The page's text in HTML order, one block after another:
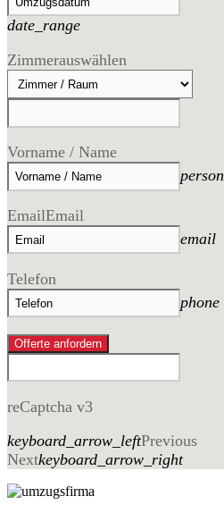
date_range
Zimmerauswählen
Vorname / Name
person
EmailEmail
email
Telefon
phone
Offerte anfordern
reCaptcha v3
keyboard_arrow_leftPrevious
Nextkeyboard_arrow_right